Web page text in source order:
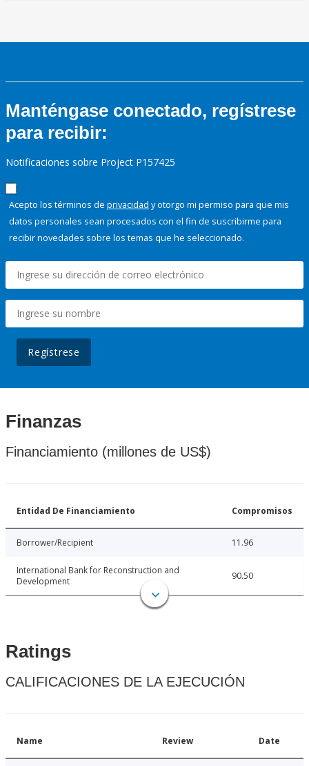
Manténgase conectado, regístrese
para recibir:
Notificaciones sobre Project P157425
Acepto los términos de privacidad y otorgo mi permiso para que mis
datos personales sean procesados con el fin de suscribirme para
recibir novedades sobre los temas que he seleccionado.
Regístrese
Finanzas
Financiamiento (millones de US$)
Entidad De Financiamiento Compromisos
Borrower/Recipient 11.96
International Bank for Reconstruction and
Development
90.50
Ratings
CALIFICACIONES DE LA EJECUCIÓN
Name Review Date